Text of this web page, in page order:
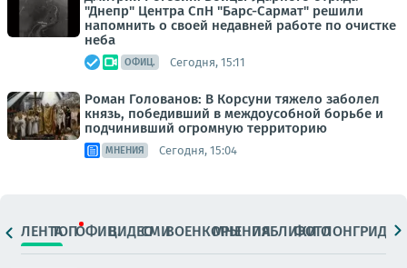
"Днепр" Центра СпН "Барс-Сармат" решили
напомнить о своей недавней работе по очистке
неба
ОФИЦ. Сегодня, 15:11
Роман Голованов: В Корсуни тяжело заболел
князь, победивший в междоусобной борьбе и
подчинивший огромную территорию
МНЕНИЯ Сегодня, 15:04
ЛЕНТАТОПОФИЦ.ВИДЕОСМИВОЕНКОРЫМНЕНИЯПАБЛИКИ
ФОТОЛОНГРИДЫ